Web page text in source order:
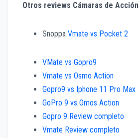
Otros reviews Cámaras de Acción
Snoppa Vmate vs Pocket 2
VMate vs Gopro9
Vmate vs Osmo Action
Gopro9 vs Iphone 11 Pro Max
GoPro 9 vs Omos Action
Gopro 9 Review completo
Vmate Review completo